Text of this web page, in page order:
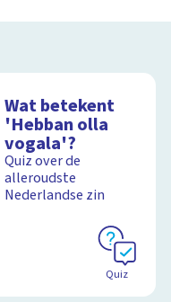
Wat betekent
'Hebban olla
vogala'?
Quiz over de
alleroudste
Nederlandse zin
Quiz